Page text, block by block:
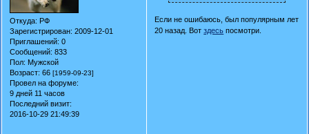
Откуда: РФ
Зарегистрирован: 2009-12-01
Приглашений: 0
Сообщений: 833
Пол: Мужской
Возраст: 66[1959-09-23]
Провел на форуме:
9 дней 11 часов
Последний визит:
2016-10-29 21:49:39
Если не ошибаюсь, был популярным лет
20 назад. Вотздесь посмотри.